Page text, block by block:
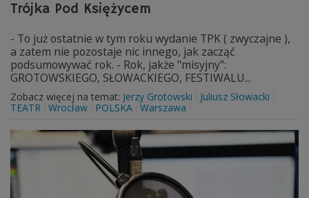
Trójka Pod Księżycem
- To już ostatnie w tym roku wydanie TPK ( zwyczajne ),
a zatem nie pozostaje nic innego, jak zacząć
podsumowywać rok. - Rok, jakże "misyjny":
GROTOWSKIEGO, SŁOWACKIEGO, FESTIWALU...
Zobacz więcej na temat: Jerzy Grotowski
Juliusz Słowacki
TEATR Wrocław POLSKA Warszawa